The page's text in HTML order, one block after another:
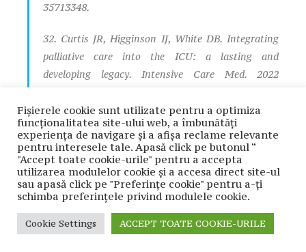
35713348.
32. Curtis JR, Higginson IJ, White DB. Integrating
palliative care into the ICU: a lasting and
developing legacy. Intensive Care Med. 2022
7. Epub 2022 May 16. PMID: 35577992.
33. Aghabarary M, Dehghan Nayeri N. Medical
futility and its challenges: a review study. J Med
Ethics Hist Med. 2016 Oct 20; 9:11. PMID:
28050241; PMCID: PMC5203684.
34. Antiel RM, Curlin FA, Hook CC, Tilburt JC. The
Fișierele cookie sunt utilizate pentru a optimiza
funcţionalitatea site-ului web, a îmbunătăţi
experienţa de navigare şi a afişa reclame relevante
pentru interesele tale. Apasă click pe butonul “
"Accept toate cookie-urile" pentru a accepta
utilizarea modulelor cookie şi a accesa direct site-ul
sau apasă click pe "Preferințe cookie" pentru a-ţi
schimba preferinţele privind modulele cookie.
Cookie Settings ACCEPT TOATE COOKIE-URILE